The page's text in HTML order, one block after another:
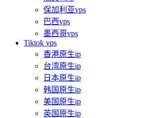
保加利亚vps
巴西vps
墨西哥vps
Tiktok vps
香港原生ip
台湾原生ip
日本原生ip
韩国原生ip
美国原生ip
英国原生ip